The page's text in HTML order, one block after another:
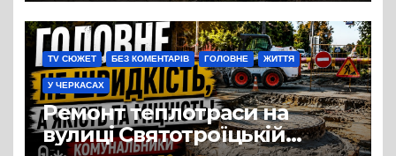
TV СЮЖЕТ БЕЗ КОМЕНТАРІВ ГОЛОВНЕ ЖИТТЯ
У ЧЕРКАСАХ
Ремонт теплотраси на
вулиці Святотроїцькій